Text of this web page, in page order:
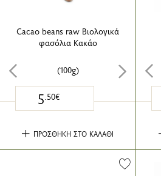
Cacao beans raw Βιολογικά
φασόλια Κακάο
(100g)
5.50€
ΠΡΟΣΘΗΚΗ ΣΤΟ ΚΑΛΑΘΙ